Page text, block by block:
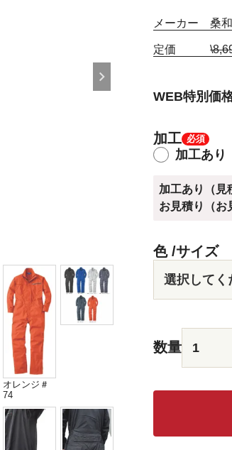
オレンジ＃
74
メーカー 桑和
定価
WEB特別価
加工
加工あり
加工あり（見
お見積り（お
色 サイズ